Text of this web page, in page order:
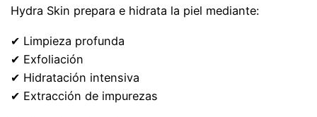
Hydra Skin prepara e hidrata la piel mediante:
✔ Limpieza profunda
✔ Exfoliación
✔ Hidratación intensiva
✔ Extracción de impurezas